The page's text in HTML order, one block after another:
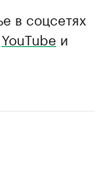
в соцсетях
YouTube и